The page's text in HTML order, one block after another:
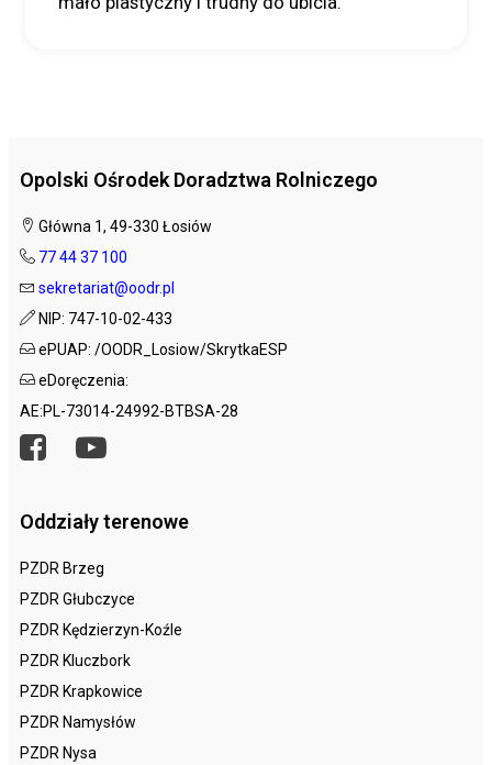
Opolski Ośrodek Doradztwa Rolniczego
Główna 1, 49-330 Łosiów
77 44 37 100
sekretariat@oodr.pl
NIP: 747-10-02-433
ePUAP: /OODR_Losiow/SkrytkaESP
eDoręczenia:
AE:PL-73014-24992-BTBSA-28
Oddziały terenowe
PZDR Brzeg
PZDR Głubczyce
PZDR Kędzierzyn-Koźle
PZDR Kluczbork
PZDR Krapkowice
PZDR Namysłów
PZDR Nysa